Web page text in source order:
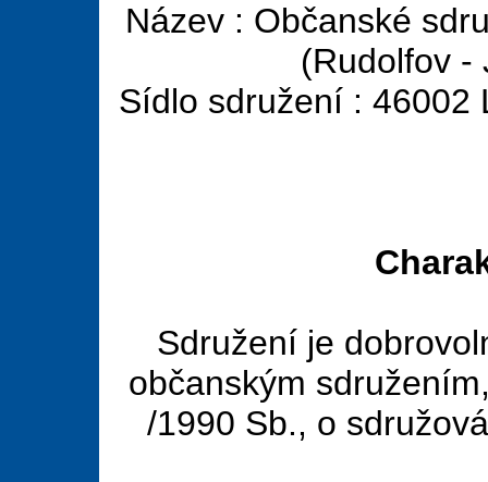
Název : Občanské
(Rudolfov -
Sídlo sdružení : 46002
Sdružení je
občanským
/1990 Sb., o